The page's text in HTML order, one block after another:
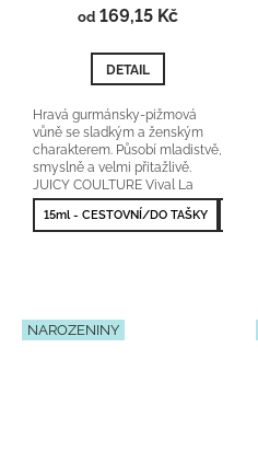
od 169,15 Kč
DETAIL
Hravá gurmánsky-pižmová
vůně se sladkým a ženským
charakterem. Působí mladistvě,
smyslně a velmi přitažlivě.
JUICY COULTURE Vival La
Juicy orientační...
15ml - CESTOVNÍ/DO TAŠKY
NAROZENINY